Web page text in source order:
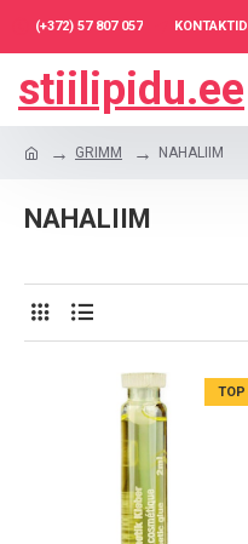
(+372) 57 807 057 KONTAKTID
stiilipidu.ee
GRIMM NAHALIIM
NAHALIIM
TOP